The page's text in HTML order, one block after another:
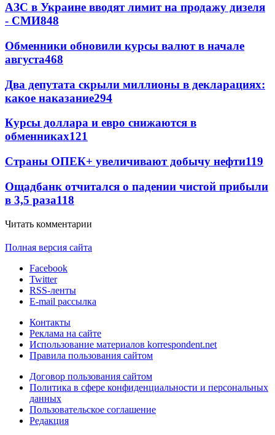
АЗС в Украине вводят лимит на продажу дизеля
- СМИ848
Обменники обновили курсы валют в начале
августа468
Два депутата скрыли миллионы в декларациях:
какое наказание294
Курсы доллара и евро снижаются в
обменниках121
Страны ОПЕК+ увеличивают добычу нефти119
Ощадбанк отчитался о падении чистой прибыли
в 3,5 раза118
Читать комментарии
Полная версия сайта
Facebook
Twitter
RSS-ленты
E-mail рассылка
Контакты
Реклама на сайте
Использование материалов korrespondent.net
Правила пользования сайтом
Договор пользования сайтом
Политика в сфере конфиденциальности и персональных
данных
Пользовательское соглашение
Редакция